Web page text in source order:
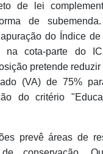
de lei
de
do Índice
na cota-parte do
pretende
(VA) de 75%
do critério
prevê áreas de